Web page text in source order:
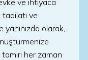
ve ihtiyaca
ve
olarak,
tamiri her zaman